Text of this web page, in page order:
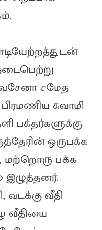
சமேத
சுவாமி
பக்தர்களுக்கு
ஒருபக்க
பக்க
வடக்கு வீதி
வீதியை